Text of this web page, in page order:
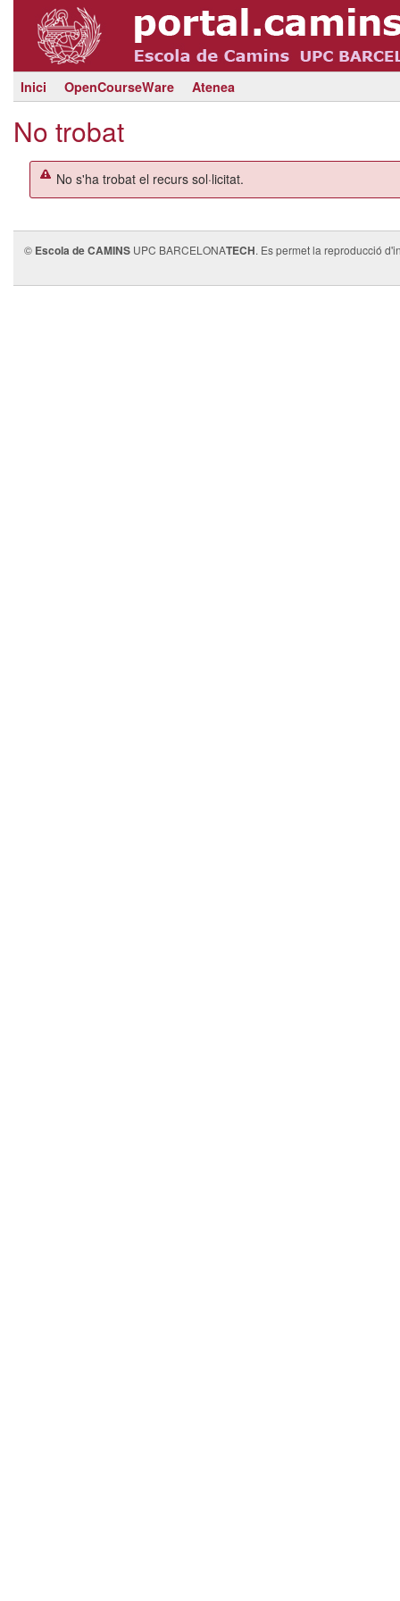
Inici OpenCourseWare Atenea
No trobat
No s'ha trobat el recurs sol·licitat.
© Escola de CAMINS UPC BARCELONATECH. Es permet la reproducció